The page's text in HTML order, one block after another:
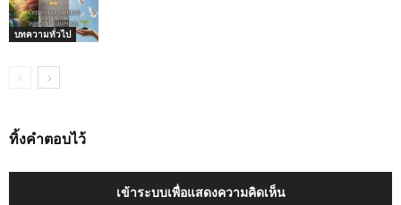
บทความทั่วไป
ทิ้งคำตอบไว้
เข้าระบบเพื่อแสดงความคิดเห็น